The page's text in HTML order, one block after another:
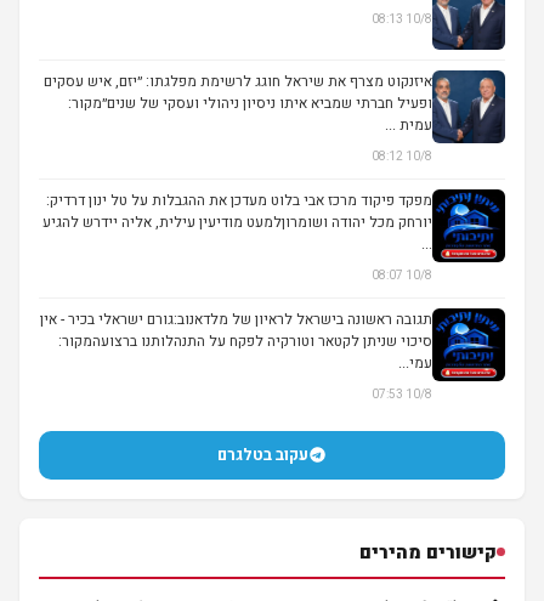
10/8 08:13
איזנקוט מצרף את שיראל חוגג לרשימת מפלגתו: ״יזם, איש עסקים
ופעיל חברתי שמביא איתו ניסיון ניהולי ועסקי של שנים״מקור:
עמית ...
10/8 08:12
מפקד פיקוד מרכז אבי בלוט מעדכן את ההגבלות על טל ינון דרדיק:
יורחק מכל יהודה ושומרוןלמעט מודיעין עילית, אליה יידרש להגיע
...
10/8 08:07
תגובה ראשונה בישראל לראיון של מלדאנוב:גורם ישראלי בכיר - אין
סיכוי שניתן לקטאר וטורקיה לפקח על התנהלותנו ברצועהמקור:
עמי...
10/8 07:53
עקוב בטלגרם
קישורים מהירים